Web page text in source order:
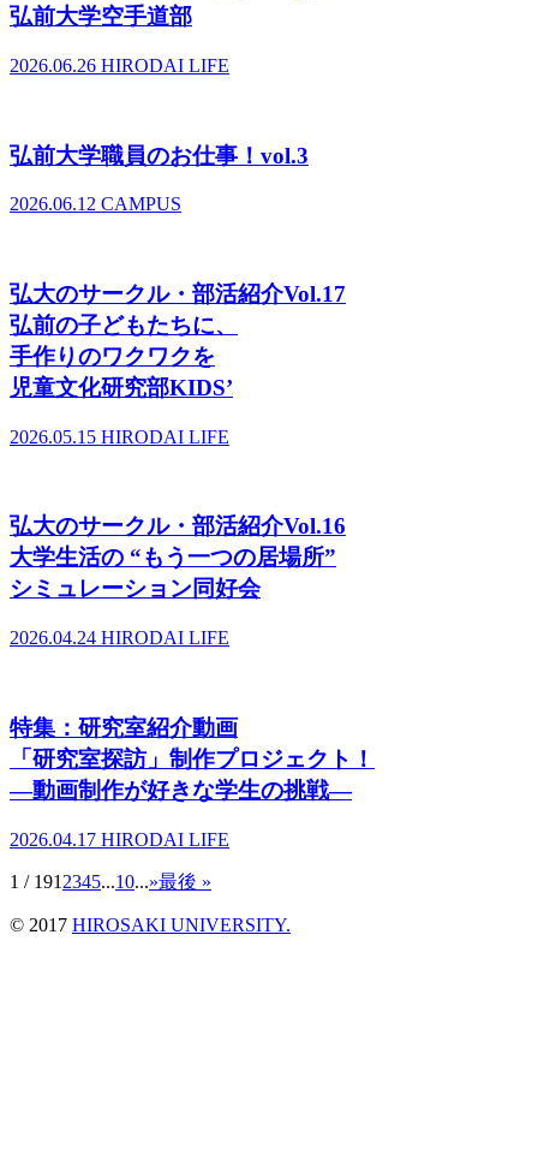
弘前大学空手道部
2026.06.26 HIRODAI LIFE
弘前大学職員のお仕事！vol.3
2026.06.12 CAMPUS
弘大のサークル・部活紹介Vol.17
弘前の子どもたちに、
手作りのワクワクを
児童文化研究部KIDS’
2026.05.15 HIRODAI LIFE
弘大のサークル・部活紹介Vol.16
大学生活の “もう一つの居場所”
シミュレーション同好会
2026.04.24 HIRODAI LIFE
特集：研究室紹介動画
「研究室探訪」制作プロジェクト！
―動画制作が好きな学生の挑戦―
2026.04.17 HIRODAI LIFE
1 / 191 2345...10...»最後 »
© 2017 HIROSAKI UNIVERSITY.